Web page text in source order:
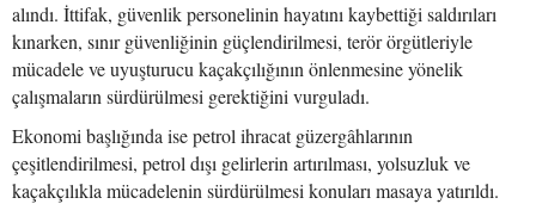
alındı. İttifak, güvenlik personelinin hayatını kaybettiği saldırıları
kınarken, sınır güvenliğinin güçlendirilmesi, terör örgütleriyle
mücadele ve uyuşturucu kaçakçılığının önlenmesine yönelik
çalışmaların sürdürülmesi gerektiğini vurguladı.
Ekonomi başlığında ise petrol ihracat güzergâhlarının
çeşitlendirilmesi, petrol dışı gelirlerin artırılması, yolsuzluk ve
kaçakçılıkla mücadelenin sürdürülmesi konuları masaya yatırıldı.